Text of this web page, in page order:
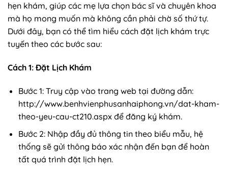
hẹn khám, giúp các mẹ lựa chọn bác sĩ và chuyên khoa
mà họ mong muốn mà không cần phải chờ số thứ tự.
Dưới đây, bạn có thể tìm hiểu cách đặt lịch khám trực
tuyến theo các bước sau:
Cách 1: Đặt Lịch Khám
Bước 1: Truy cập vào trang web tại đường dẫn:
http://www.benhvienphusanhaiphong.vn/dat-kham-
theo-yeu-cau-ct210.aspx để đăng ký khám.
Bước 2: Nhập đầy đủ thông tin theo biểu mẫu, hệ
thống sẽ gửi thông báo xác nhận đến bạn để hoàn
tất quá trình đặt lịch hẹn.